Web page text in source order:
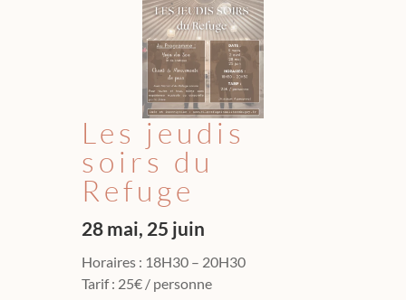
Les jeudis
soirs du
Refuge
28 mai, 25 juin
Horaires : 18H30 – 20H30
Tarif : 25€ / personne